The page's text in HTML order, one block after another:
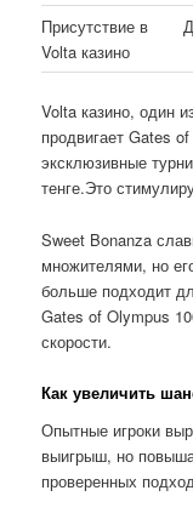
Присутствие в
Volta казино
Volta казино, один
продвигает Gates
эксклюзивные
тенге.Это
Sweet Bonanza
множителями, но
больше подходит
Gates of Olympus
скорости.
Как увеличить
Опытные игроки
выигрыш, но
проверенных